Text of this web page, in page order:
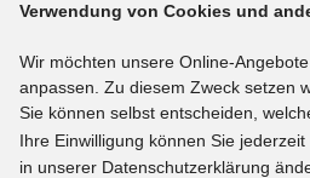
Leitbild
Graduiertenprogramm
Befragungen
Projekte
Verwendung von Cookies und
Wir möchten unsere Online-
anpassen. Zu diesem Zweck setzen
Sie können selbst entscheiden,
Ihre Einwilligung können Sie jederzeit
in unserer Datenschutzerklärung